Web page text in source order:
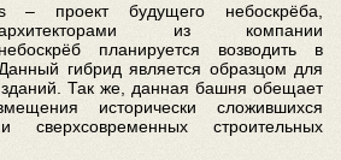
– проект будущего небоскрёба,
из компании
планируется возводить в
гибрид является образцом для
Так же, данная башня обещает
исторически сложившихся
сверхсовременных строительных